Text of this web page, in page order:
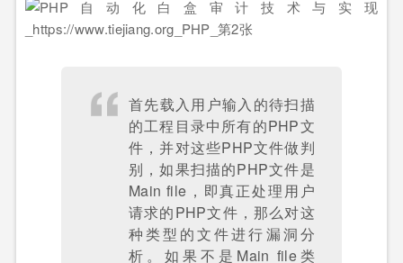
首先载入用户输入的待扫描
的工程目录中所有的PHP文
件，并对这些PHP文件做判
别，如果扫描的PHP文件是
Main file，即真正处理用户
请求的PHP文件，那么对这
种类型的文件进行漏洞分
析。如果不是Main file类